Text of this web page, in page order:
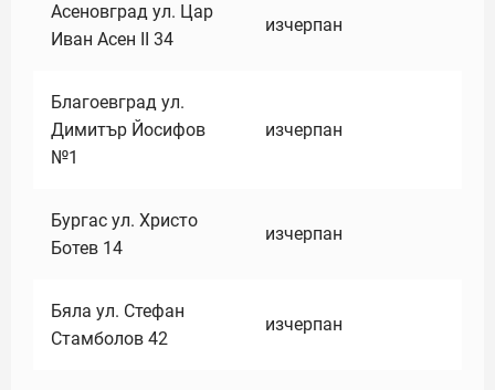
Асеновград ул. Цар
Иван Асен II 34
изчерпан
Благоевград ул.
Димитър Йосифов
№1
изчерпан
Бургас ул. Христо
Ботев 14
изчерпан
Бяла ул. Стефан
Стамболов 42
изчерпан